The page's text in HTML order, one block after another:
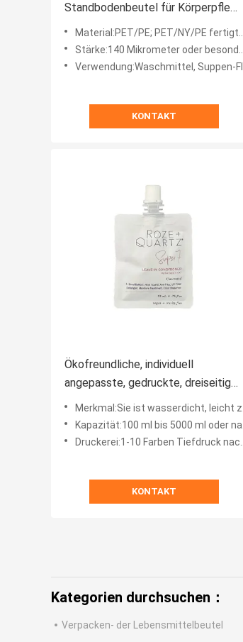
Standbodenbeutel für Körperpflege
in freier Form
Material:PET/PE; PET/NY/PE fertigte besonders an
Stärke:140 Mikrometer oder besonders angefertigt
Verwendung:Waschmittel, Suppen-Flüssigkeit, Spülmaschine Detergent
KONTAKT
Ökofreundliche, individuell
angepasste, gedruckte, dreiseitige
Siegel-Flüssigkeitsbeutel für
Waschmittel
Merkmal:Sie ist wasserdicht, leicht zu gießen, gut aufzustehen, starke Stärke.
Kapazität:100 ml bis 5000 ml oder nach Maß
Druckerei:1-10 Farben Tiefdruck nach Kundenwunsch
KONTAKT
Kategorien durchsuchen：
Verpacken- der Lebensmittelbeutel